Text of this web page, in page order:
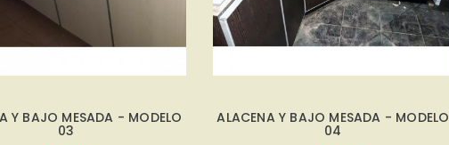
Y BAJO MESADA - MODELO
03
ALACENA Y BAJO MESADA - MODELO
04